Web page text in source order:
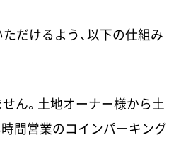
だけるよう、以下の仕組み
ん。土地オーナー様から土
間営業のコインパーキング